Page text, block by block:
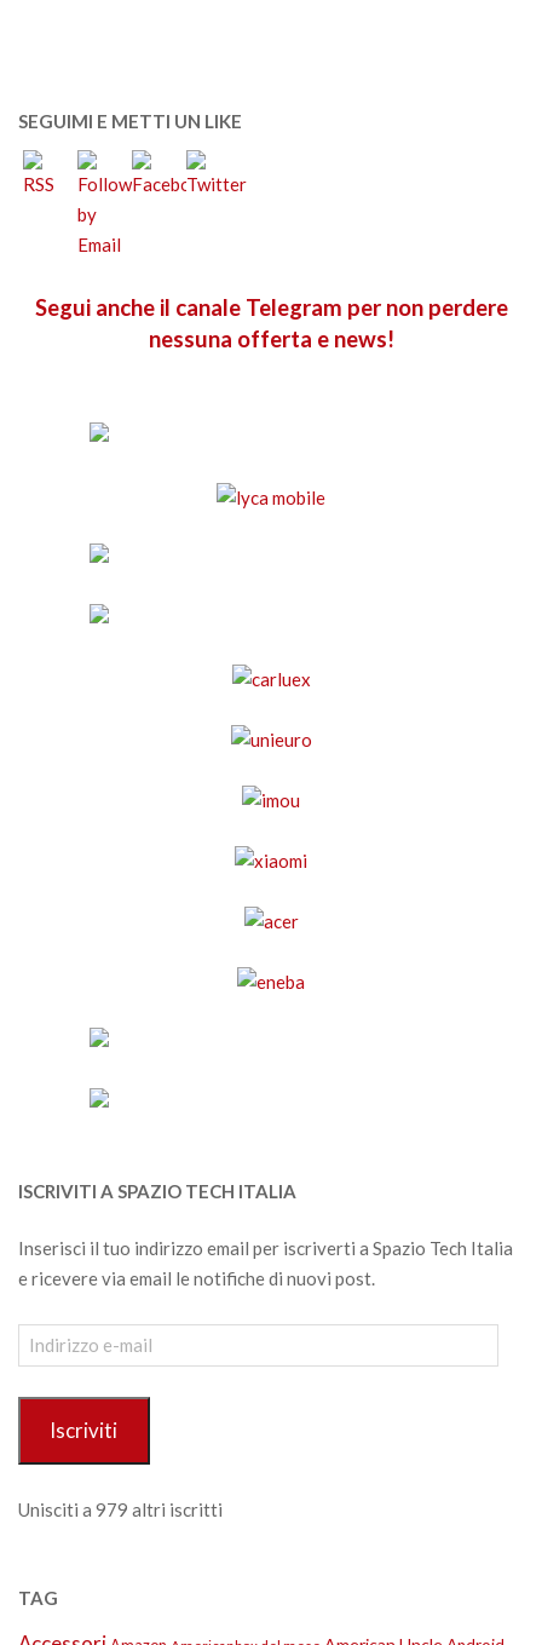
SEGUIMI E METTI UN LIKE
Segui anche il canale Telegram per non perdere
nessuna offerta e news!
ISCRIVITI A SPAZIO TECH ITALIA
Inserisci il tuo indirizzo email per iscriverti a Spazio Tech Italia
e ricevere via email le notifiche di nuovi post.
Indirizzo
e-
Iscriviti
Unisciti a 979 altri iscritti
TAG